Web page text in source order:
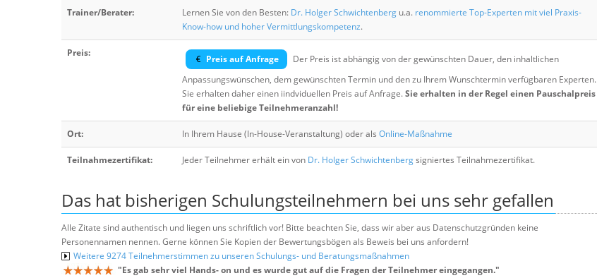
Trainer/Berater: Lernen Sie von den Besten: Dr. Holger Schwichtenberg u.a. renommierte Top-Experten mit viel Praxis-
Know-how und hoher Vermittlungskompetenz.
Preis:
Preis auf Anfrage
Der Preis ist abhängig von der gewünschten Dauer, den inhaltlichen
Anpassungswünschen, dem gewünschten Termin und den zu Ihrem Wunschtermin verfügbaren Experten.
Sie erhalten daher einen iindviduellen Preis auf Anfrage.Sie erhalten in der Regel einen Pauschalpreis
für eine beliebige Teilnehmeranzahl!
Ort: In Ihrem Hause (In-House-Veranstaltung) oder als Online-Maßnahme
Teilnahmezertifikat: Jeder Teilnehmer erhält ein von Dr. Holger Schwichtenbergsigniertes Teilnahmezertifikat.
Das hat bisherigen Schulungsteilnehmern bei uns sehr gefallen
Alle Zitate sind authentisch und liegen uns schriftlich vor! Bitte beachten Sie, dass wir aber aus Datenschutzgründen keine
Personennamen nennen. Gerne können Sie Kopien der Bewertungsbögen als Beweis bei uns anfordern!
Weitere 9274 Teilnehmerstimmen zu unseren Schulungs- und Beratungsmaßnahmen
"Es gab sehr viel Hands- on und es wurde gut auf die Fragen der Teilnehmer eingegangen."